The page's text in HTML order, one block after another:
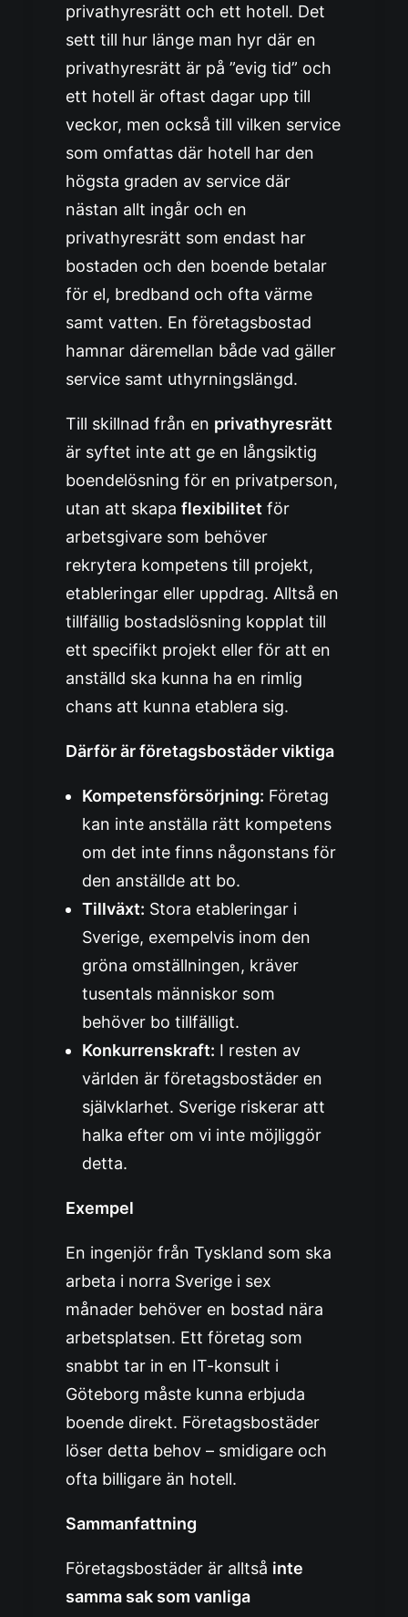
privathyresrätt och ett hotell. Det
sett till hur länge man hyr där en
privathyresrätt är på ”evig tid” och
ett hotell är oftast dagar upp till
veckor, men också till vilken service
som omfattas där hotell har den
högsta graden av service där
nästan allt ingår och en
privathyresrätt som endast har
bostaden och den boende betalar
för el, bredband och ofta värme
samt vatten. En företagsbostad
hamnar däremellan både vad gäller
service samt uthyrningslängd.
Till skillnad från en privathyresrätt
är syftet inte att ge en långsiktig
boendelösning för en privatperson,
utan att skapa flexibilitet för
arbetsgivare som behöver
rekrytera kompetens till projekt,
etableringar eller uppdrag. Alltså en
tillfällig bostadslösning kopplat till
ett specifikt projekt eller för att en
anställd ska kunna ha en rimlig
chans att kunna etablera sig.
Därför är företagsbostäder viktiga
Kompetensförsörjning: Företag
kan inte anställa rätt kompetens
om det inte finns någonstans för
den anställde att bo.
Tillväxt: Stora etableringar i
Sverige, exempelvis inom den
gröna omställningen, kräver
tusentals människor som
behöver bo tillfälligt.
Konkurrenskraft: I resten av
världen är företagsbostäder en
självklarhet. Sverige riskerar att
halka efter om vi inte möjliggör
detta.
Exempel
En ingenjör från Tyskland som ska
arbeta i norra Sverige i sex
månader behöver en bostad nära
arbetsplatsen. Ett företag som
snabbt tar in en IT-konsult i
Göteborg måste kunna erbjuda
boende direkt. Företagsbostäder
löser detta behov – smidigare och
ofta billigare än hotell.
Sammanfattning
Företagsbostäder är alltså inte
samma sak som vanliga